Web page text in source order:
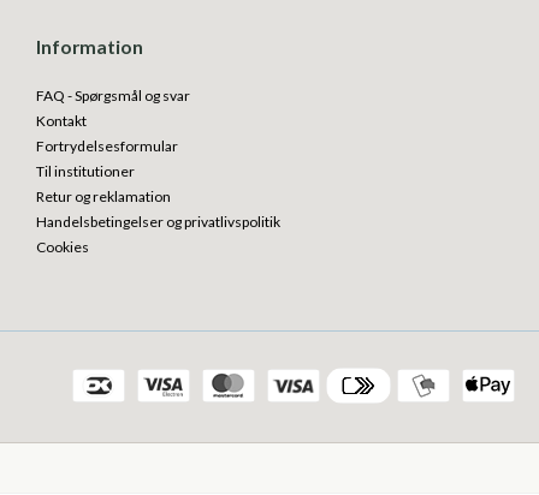
Information
FAQ - Spørgsmål og svar
Kontakt
Fortrydelsesformular
Til institutioner
Retur og reklamation
Handelsbetingelser og privatlivspolitik
Cookies